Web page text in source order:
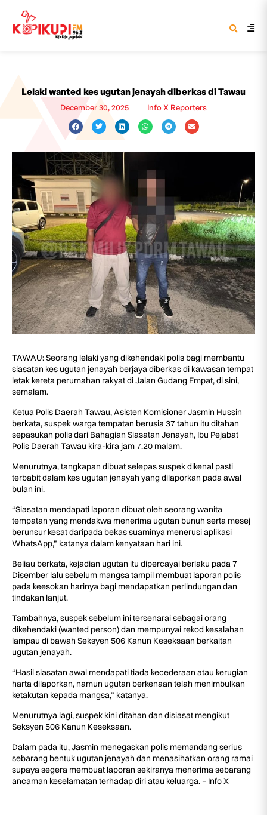
Lelaki wanted kes ugutan jenayah diberkas di Tawau
December 30, 2025 Info X Reporters
TAWAU: Seorang lelaki yang dikehendaki polis bagi membantu
siasatan kes ugutan jenayah berjaya diberkas di kawasan tempat
letak kereta perumahan rakyat di Jalan Gudang Empat, di sini,
semalam.
Ketua Polis Daerah Tawau, Asisten Komisioner Jasmin Hussin
berkata, suspek warga tempatan berusia 37 tahun itu ditahan
sepasukan polis dari Bahagian Siasatan Jenayah, Ibu Pejabat
Polis Daerah Tawau kira-kira jam 7.20 malam.
Menurutnya, tangkapan dibuat selepas suspek dikenal pasti
terbabit dalam kes ugutan jenayah yang dilaporkan pada awal
bulan ini.
“Siasatan mendapati laporan dibuat oleh seorang wanita
tempatan yang mendakwa menerima ugutan bunuh serta mesej
berunsur kesat daripada bekas suaminya menerusi aplikasi
WhatsApp,” katanya dalam kenyataan hari ini.
Beliau berkata, kejadian ugutan itu dipercayai berlaku pada 7
Disember lalu sebelum mangsa tampil membuat laporan polis
pada keesokan harinya bagi mendapatkan perlindungan dan
tindakan lanjut.
Tambahnya, suspek sebelum ini tersenarai sebagai orang
dikehendaki (wanted person) dan mempunyai rekod kesalahan
lampau di bawah Seksyen 506 Kanun Keseksaan berkaitan
ugutan jenayah.
“Hasil siasatan awal mendapati tiada kecederaan atau kerugian
harta dilaporkan, namun ugutan berkenaan telah menimbulkan
ketakutan kepada mangsa,” katanya.
Menurutnya lagi, suspek kini ditahan dan disiasat mengikut
Seksyen 506 Kanun Keseksaan.
Dalam pada itu, Jasmin menegaskan polis memandang serius
sebarang bentuk ugutan jenayah dan menasihatkan orang ramai
supaya segera membuat laporan sekiranya menerima sebarang
ancaman keselamatan terhadap diri atau keluarga. – Info X